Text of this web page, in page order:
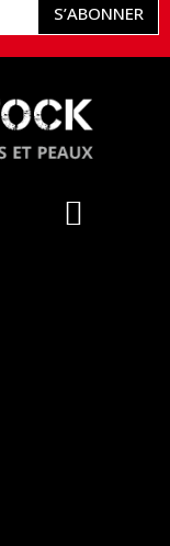
S’ABONNER